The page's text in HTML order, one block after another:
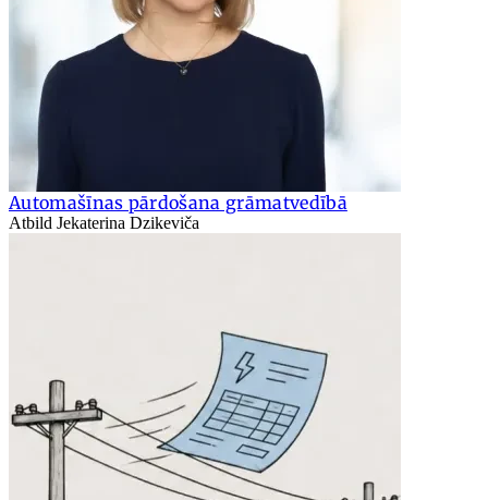
Automašīnas pārdošana grāmatvedībā
Atbild Jekaterina Dzikeviča